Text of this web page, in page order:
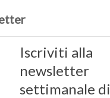
Iscriviti alla
newsletter
settimanale di